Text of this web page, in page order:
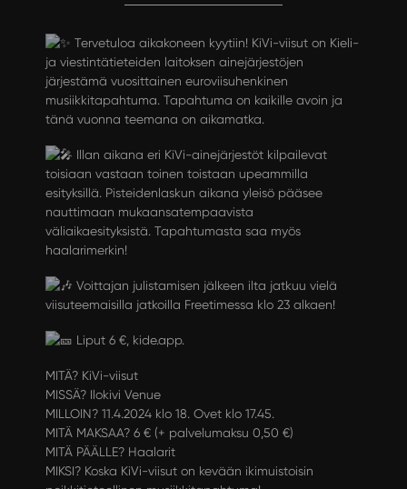
Tervetuloa aikakoneen kyytiin! KiVi-viisut on Kieli-
ja viestintätieteiden laitoksen ainejärjestöjen
järjestämä vuosittainen euroviisuhenkinen
musiikkitapahtuma. Tapahtuma on kaikille avoin ja
tänä vuonna teemana on aikamatka.
Illan aikana eri KiVi-ainejärjestöt kilpailevat
toisiaan vastaan toinen toistaan upeammilla
esityksillä. Pisteidenlaskun aikana yleisö pääsee
nauttimaan mukaansatempaavista
väliaikaesityksistä. Tapahtumasta saa myös
haalarimerkin!
Voittajan julistamisen jälkeen ilta jatkuu vielä
viisuteemaisilla jatkoilla Freetimessa klo 23 alkaen!
Liput 6 €, kide.app.
MITÄ? KiVi-viisut
MISSÄ? Ilokivi Venue
MILLOIN? 11.4.2024 klo 18. Ovet klo 17.45.
MITÄ MAKSAA? 6 € (+ palvelumaksu 0,50 €)
MITÄ PÄÄLLE? Haalarit
MIKSI? Koska KiVi-viisut on kevään ikimuistoisin